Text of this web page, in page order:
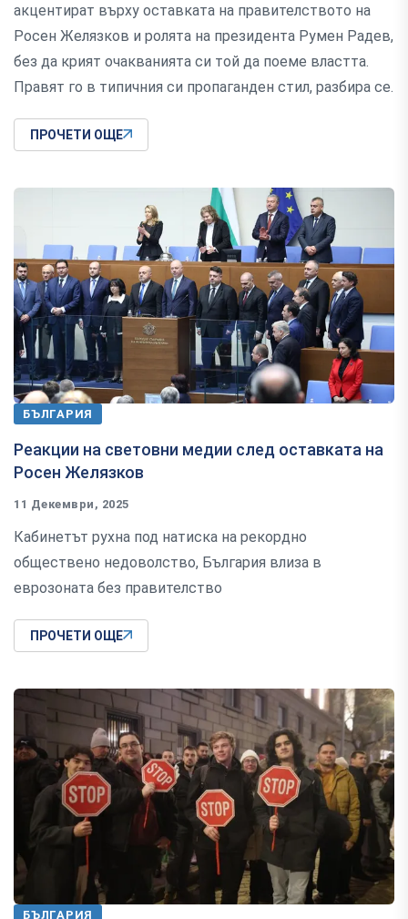
акцентират върху оставката на правителството на
Росен Желязков и ролята на президента Румен Радев,
без да крият очакванията си той да поеме властта.
Правят го в типичния си пропаганден стил, разбира се.
ПРОЧЕТИ ОЩЕ
БЪЛГАРИЯ
Реакции на световни медии след оставката на
Росен Желязков
11 Декември, 2025
Кабинетът рухна под натиска на рекордно
обществено недоволство, България влиза в
еврозоната без правителство
ПРОЧЕТИ ОЩЕ
БЪЛГАРИЯ